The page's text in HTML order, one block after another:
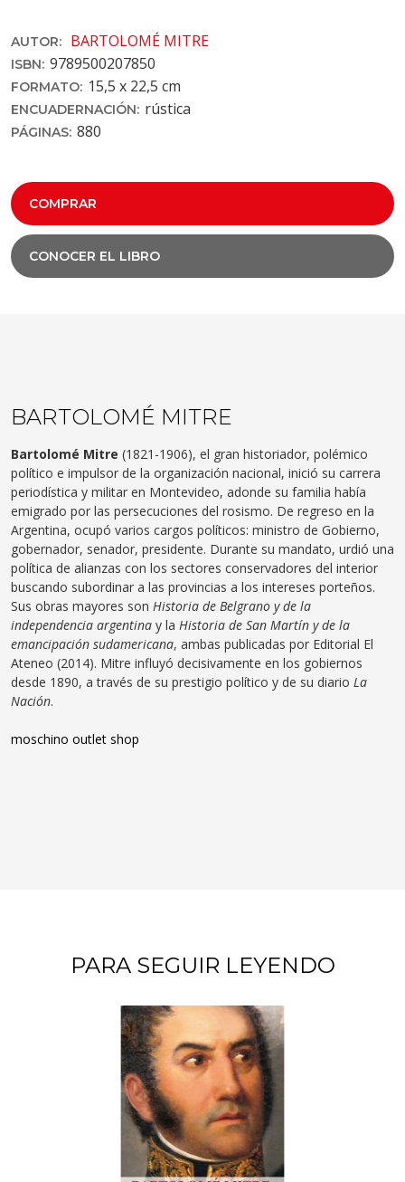
AUTOR: BARTOLOMÉ MITRE
ISBN: 978950020785­0
FORMATO: 15,5 x 22,5 cm
ENCUADERNACIÓN: rústica
PÁGINAS: 880
COMPRAR
CONOCER EL LIBRO
BARTOLOMÉ MITRE
Bartolomé Mitre (1821-1906), el gran historiador, polémico
político e impulsor de la organización nacional, inició su carrera
periodística y militar en Montevideo, adonde su familia había
emigrado por las persecuciones del rosismo. De regreso en la
Argentina, ocupó varios cargos políticos: ministro de Gobierno,
gobernador, senador, presidente. Durante su mandato, urdió una
política de alianzas con los sectores conservadores del interior
buscando subordinar a las provincias a los intereses porteños.
Sus obras mayores son Historia de Belgrano y de la
independencia argentina y la Historia de San Martín y de la
emancipación sudamericana, ambas publicadas por Editorial El
Ateneo (2014). Mitre influyó decisivamente en los gobiernos
desde 1890, a través de su prestigio político y de su diario La
Nación.
moschino outlet shop
PARA SEGUIR LEYENDO